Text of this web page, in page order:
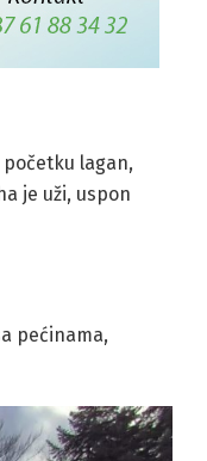
lagan,
je uži, uspon
pećinama,